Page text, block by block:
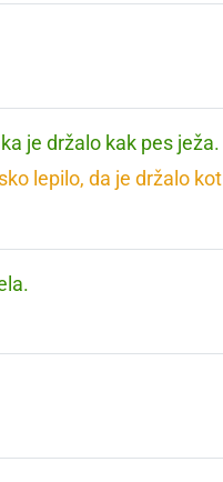
je držalo kak pes ježa.
lepilo, da je držalo kot